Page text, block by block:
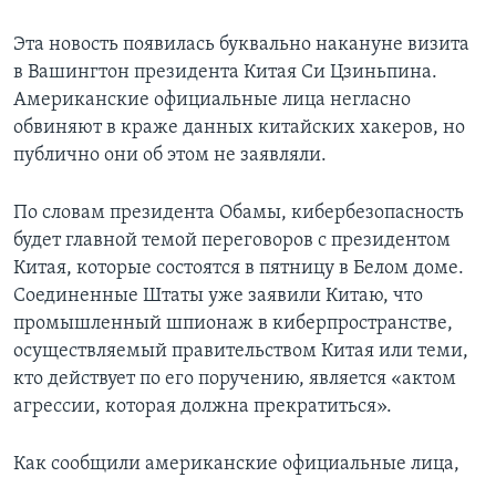
Эта новость появилась буквально накануне визита
в Вашингтон президента Китая Си Цзиньпина.
Американские официальные лица негласно
обвиняют в краже данных китайских хакеров, но
публично они об этом не заявляли.
По словам президента Обамы, кибербезопасность
будет главной темой переговоров с президентом
Китая, которые состоятся в пятницу в Белом доме.
Соединенные Штаты уже заявили Китаю, что
промышленный шпионаж в киберпространстве,
осуществляемый правительством Китая или теми,
кто действует по его поручению, является «актом
агрессии, которая должна прекратиться».
Как сообщили американские официальные лица,